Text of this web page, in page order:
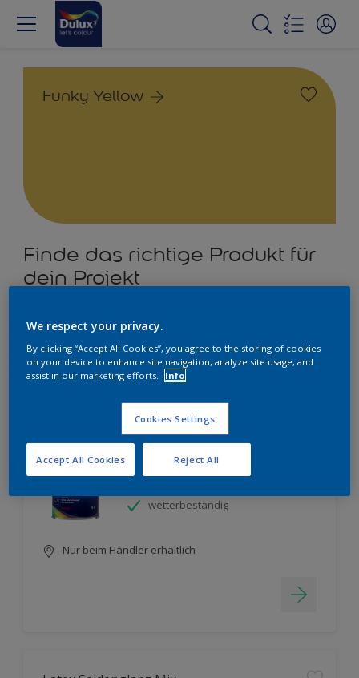
Funky Yellow
Finde das richtige Produkt für
dein Projekt
Filter
Buntlack Seidenmatt lösemittelbasiert Mix
hohe Deckkraft
wetterbeständig
Nur beim Händler erhältlich
We respect your privacy.
By clicking “Accept All Cookies”, you agree to the storing of cookies
on your device to enhance site navigation, analyze site usage, and
assist in our marketing efforts.
Info
Cookies Settings
Reject All
Accept All Cookies